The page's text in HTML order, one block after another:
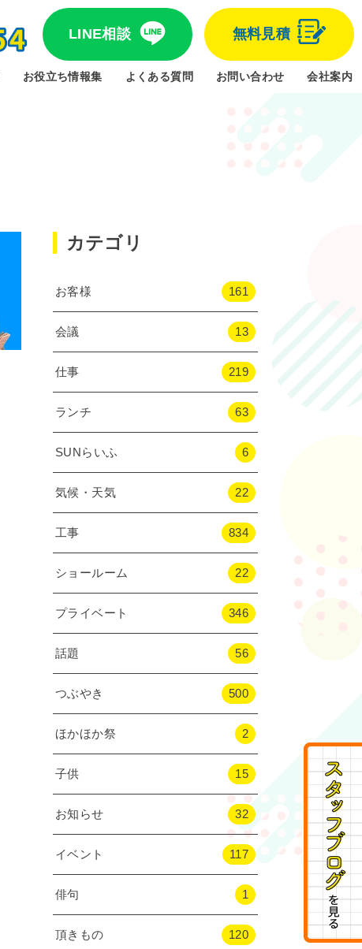
LINE相談 無料見積
お役立ち情報集 よくある質問 お問い合わせ 会社案内
カテゴリ
お客様 161
会議 13
仕事 219
ランチ 63
SUNらいふ 6
気候・天気 22
工事 834
ショールーム 22
プライベート 346
話題 56
つぶやき 500
ほかほか祭 2
子供 15
お知らせ 32
イベント 117
俳句 1
頂きもの 120